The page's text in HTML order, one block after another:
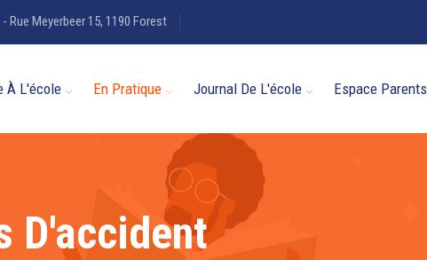
Rue Meyerbeer 15, 1190 Forest
À L'école En Pratique Journal De L'école Espace Parents
D'accident